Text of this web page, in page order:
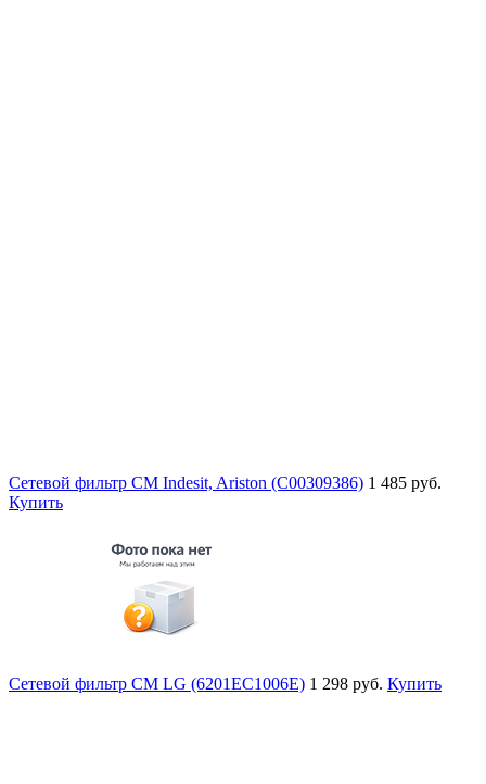
Сетевой фильтр СМ Indesit, Ariston (C00309386) 1 485 руб.
Купить
Сетевой фильтр СМ LG (6201EC1006E) 1 298 руб. Купить